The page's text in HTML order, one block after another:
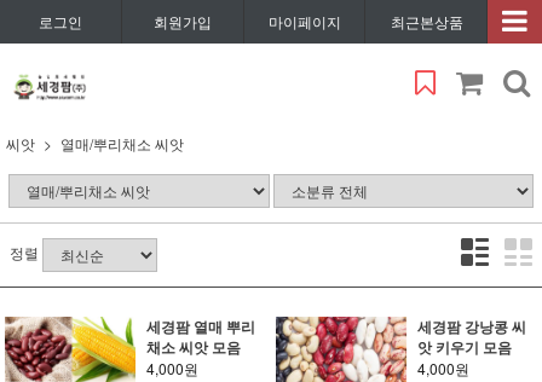
로그인 회원가입 마이페이지 최근본상품
씨앗 열매/뿌리채소 씨앗
정렬
세경팜 열매 뿌리
채소 씨앗 모음
4,000원
세경팜 강낭콩 씨
앗 키우기 모음
4,000원